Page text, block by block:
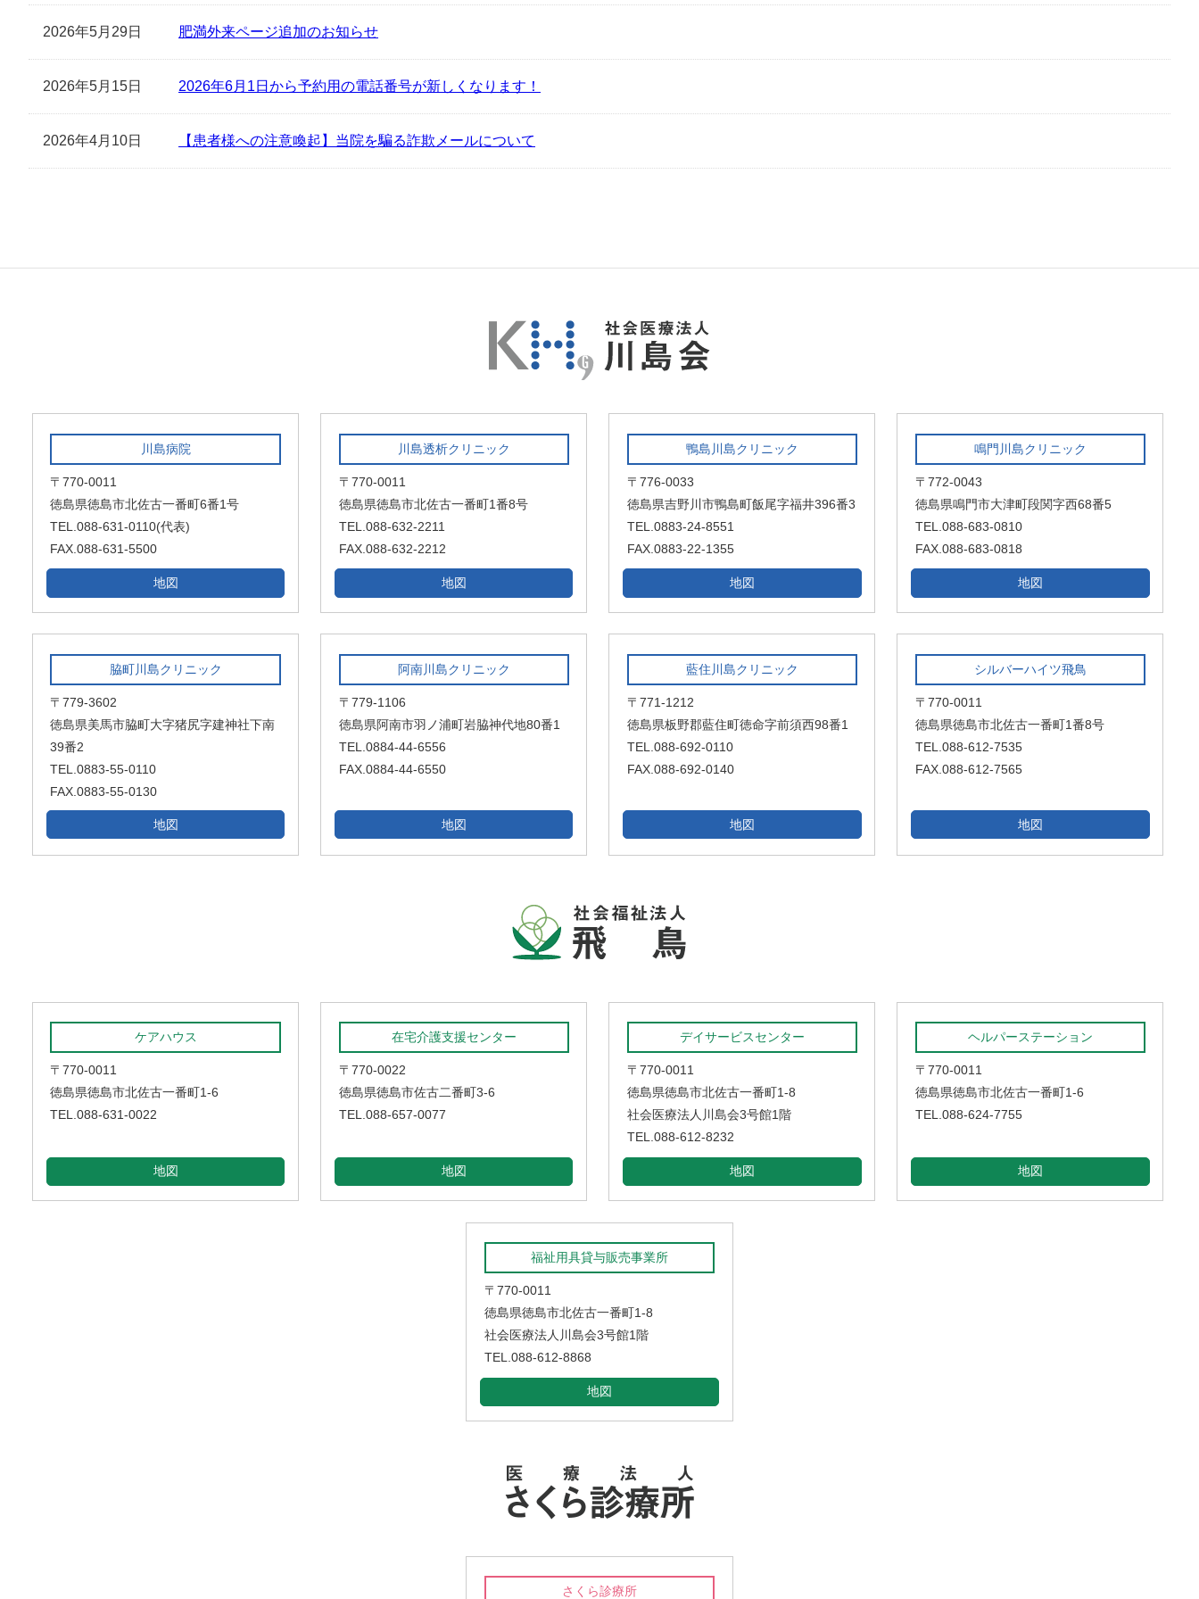
2026年5月29日 肥満外来ページ追加のお知らせ
2026年5月15日 2026年6月1日から予約用の電話番号が新しくなります！
2026年4月10日 【患者様への注意喚起】当院を騙る詐欺メールについて
川島病院
〒770-0011
徳島県徳島市北佐古一番町6番1号
TEL.088-631-0110(代表)
FAX.088-631-5500
地図
川島透析クリニック
〒770-0011
徳島県徳島市北佐古一番町1番8号
TEL.088-632-2211
FAX.088-632-2212
地図
鴨島川島クリニック
〒776-0033
徳島県吉野川市鴨島町飯尾字福井396番3
TEL.0883-24-8551
FAX.0883-22-1355
地図
鳴門川島クリニック
〒772-0043
徳島県鳴門市大津町段関字西68番5
TEL.088-683-0810
FAX.088-683-0818
地図
脇町川島クリニック
〒779-3602
徳島県美馬市脇町大字猪尻字建神社下南
39番2
TEL.0883-55-0110
FAX.0883-55-0130
地図
阿南川島クリニック
〒779-1106
徳島県阿南市羽ノ浦町岩脇神代地80番1
TEL.0884-44-6556
FAX.0884-44-6550
地図
藍住川島クリニック
〒771-1212
徳島県板野郡藍住町徳命字前須西98番1
TEL.088-692-0110
FAX.088-692-0140
地図
シルバーハイツ飛鳥
〒770-0011
徳島県徳島市北佐古一番町1番8号
TEL.088-612-7535
FAX.088-612-7565
地図
ケアハウス
〒770-0011
徳島県徳島市北佐古一番町1-6
TEL.088-631-0022
地図
在宅介護支援センター
〒770-0022
徳島県徳島市佐古二番町3-6
TEL.088-657-0077
地図
デイサービスセンター
〒770-0011
徳島県徳島市北佐古一番町1-8
社会医療法人川島会3号館1階
TEL.088-612-8232
地図
ヘルパーステーション
〒770-0011
徳島県徳島市北佐古一番町1-6
TEL.088-624-7755
地図
福祉用具貸与販売事業所
〒770-0011
徳島県徳島市北佐古一番町1-8
社会医療法人川島会3号館1階
TEL.088-612-8868
地図
さくら診療所